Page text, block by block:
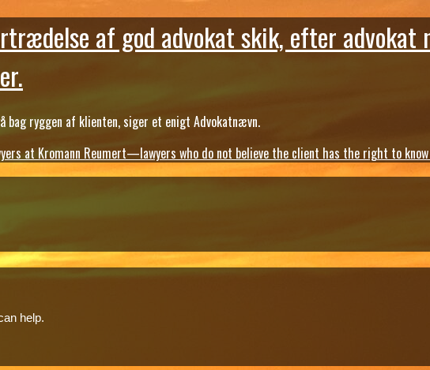
af god advokat skik, efter
bag ryggen af klienten, siger et enigt Advokatnævn.
at Kromann Reumert—lawyers who do not believe the client has the right to
help.